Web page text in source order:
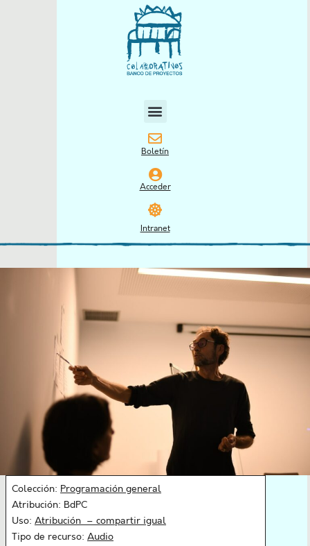
Boletín
Acceder
Intranet
Colección: Programación general
Atribución: BdPC
Uso: Atribución – compartir igual
Tipo de recurso: Audio